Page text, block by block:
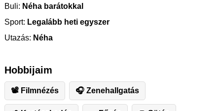
Buli: Néha barátokkal
Sport: Legalább heti egyszer
Utazás: Néha
Hobbijaim
📽 Filmnézés 🎧 Zenehallgatás